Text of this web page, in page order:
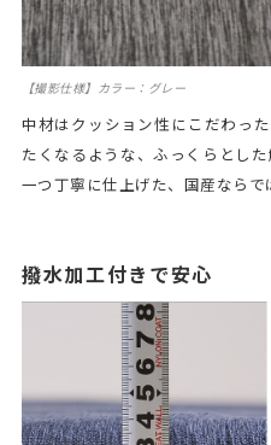
【撮影仕様】カラー：グレー
中材はクッション性にこだわっ
たくなるような、ふっくらとし
一つ丁寧に仕上げた、国産ならで
撥水加工付きで安心